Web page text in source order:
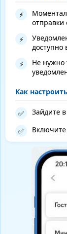
⚡
отправки
⚡
доступно
⚡
Не нужно
Как
✅ Зайдите
✅